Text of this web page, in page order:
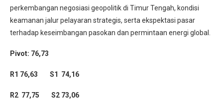
perkembangan negosiasi geopolitik di Timur Tengah, kondisi
keamanan jalur pelayaran strategis, serta ekspektasi pasar
terhadap keseimbangan pasokan dan permintaan energi global.
Pivot: 76,73
R1 76,63 S1 74,16
R2 77,75 S2 73,06